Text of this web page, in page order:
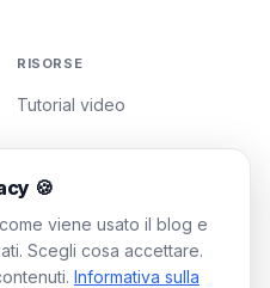
RISORSE
Tutorial video
🍪
viene usato il blog e
Scegli cosa accettare.
Informativa sulla